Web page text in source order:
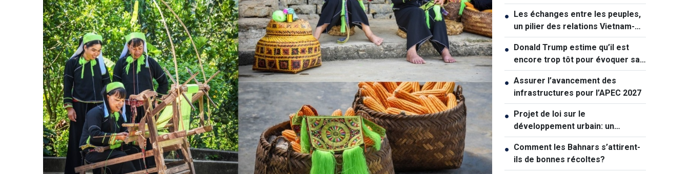
majeure contribuant au
renforcement de la puissance
nationale
● Les échanges entre les peuples,
un pilier des relations Vietnam-
Australie
● Donald Trump estime qu’il est
encore trop tôt pour évoquer sa
succession politique
● Assurer l’avancement des
infrastructures pour l’APEC 2027
● Projet de loi sur le
développement urbain: un
mécanisme exceptionnel pour Hô
Chi Minh-ville
● Comment les Bahnars s’attirent-
ils de bonnes récoltes?